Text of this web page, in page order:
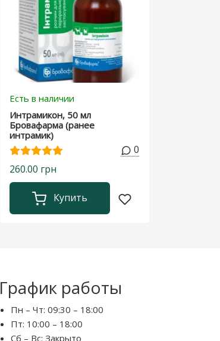
Есть в наличии
Интрамикон, 50 мл
Бровафарма (ранее
интрамик)
0
260.00 грн
Купить
График работы
Пн – Чт: 09:30 – 18:00
Пт: 10:00 – 18:00
Сб – Вс: Закрыто